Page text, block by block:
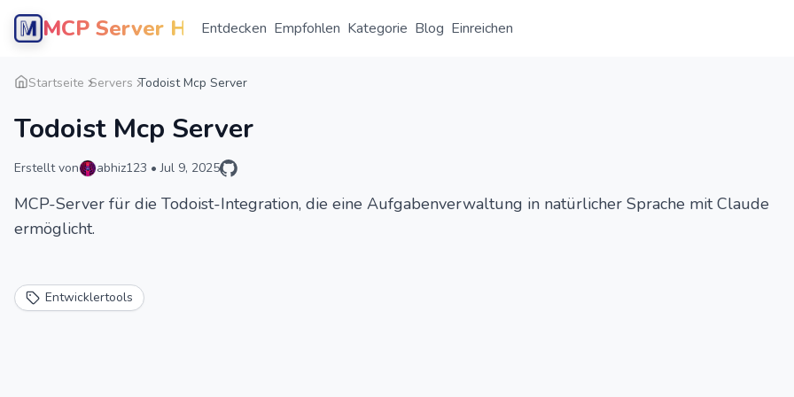
MCP Server HubEntdecken Empfohlen Kategorie Blog Einreichen
Startseite Servers Todoist Mcp Server
Todoist Mcp Server
Erstellt von abhiz123 • Jul 9, 2025
MCP-Server für die Todoist-Integration, die eine Aufgabenverwaltung in natürlicher Sprache mit Claude
ermöglicht.
Entwicklertools